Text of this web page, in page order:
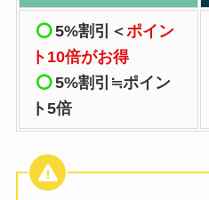
5%割引 ＜ポイン
ト10倍がお得
5%割引 ≒ポイン
ト5倍